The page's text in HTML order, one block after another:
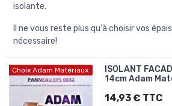
isolante.
Il ne vous reste plus qu'à choisir vos
nécessaire!
Choix Adam Matériaux
ISOLANT
14cm Adam
14,93 € TTC